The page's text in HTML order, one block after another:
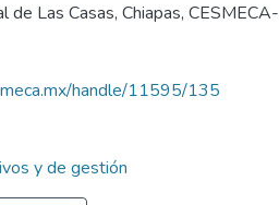
de Las Casas, Chiapas,
handle/11595/135
y de gestión